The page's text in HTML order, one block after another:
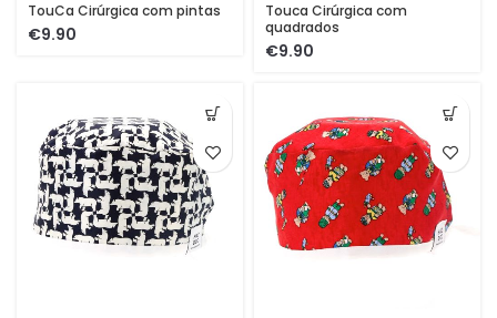
TouCa Cirúrgica com pintas
€
Touca Cirúrgica com
quadrados
€